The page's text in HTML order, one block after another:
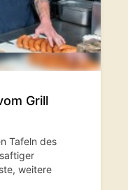
Grill
Tafeln des
weitere